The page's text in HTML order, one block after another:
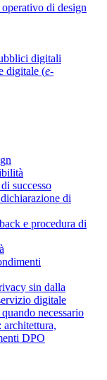
di design
digitali
digitale (e-
successo
di
e procedura di
sin dalla
digitale
necessario
architettura,
DPO